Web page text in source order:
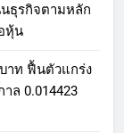
นธุรกิจตามหลัก
หุ้น
าท ฟื้นตัวแกร่ง
ล 0.014423